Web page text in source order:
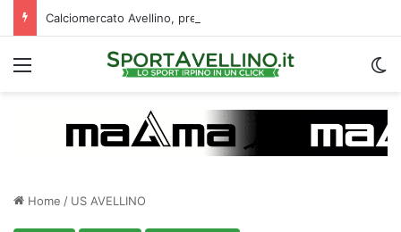
Menu
Home / US AVELLINO